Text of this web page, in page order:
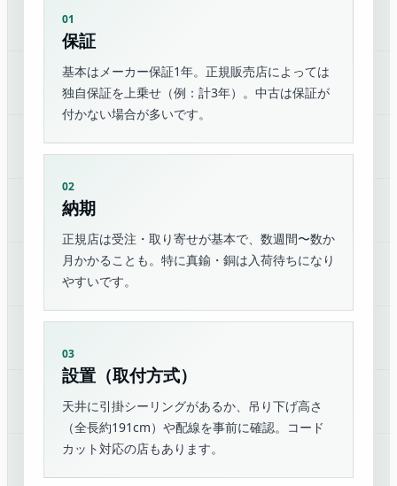
01
保証
基本はメーカー保証1年。正規販売店によっては
独自保証を上乗せ（例：計3年）。中古は保証が
付かない場合が多いです。
02
納期
正規店は受注・取り寄せが基本で、数週間〜数か
月かかることも。特に真鍮・銅は入荷待ちになり
やすいです。
03
設置（取付方式）
天井に引掛シーリングがあるか、吊り下げ高さ
（全長約191cm）や配線を事前に確認。コード
カット対応の店もあります。